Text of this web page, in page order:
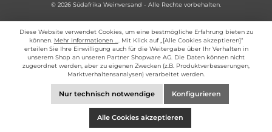
© 2026 Südafrika Weinversand - Alle Rechte vorbehalten.
Diese Website verwendet Cookies, um eine bestmögliche Erfahrung bieten zu
können. Mehr Informationen ...
. Mit Klick auf „[Alle Cookies akzeptieren]“
erteilen Sie Ihre Einwilligung auch für die Weitergabe über Ihr Verhalten in
unserem Shop an unseren Partner Shopware AG. Die Daten können nicht
zugeordnet werden, aber zu eigenen Zwecken (z.B. Produktverbesserungen,
Marktverhaltensanalysen) verarbeitet werden.
Nur technisch notwendige Konfigurieren
Alle Cookies akzeptieren